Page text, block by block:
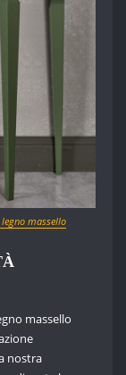
massello
massello
nostra